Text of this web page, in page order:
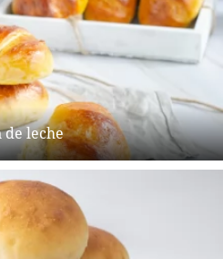
de leche